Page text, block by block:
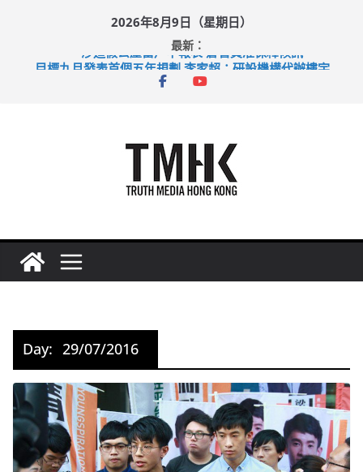
2026年8月9日（星期日）
最新：
涉造假公屋富戶申報表 倉管員准保釋候訊
Day: 29/07/2016